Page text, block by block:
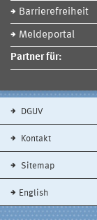
Barrierefreiheit
Meldeportal
Partner für:
DGUV
Kontakt
Sitemap
English